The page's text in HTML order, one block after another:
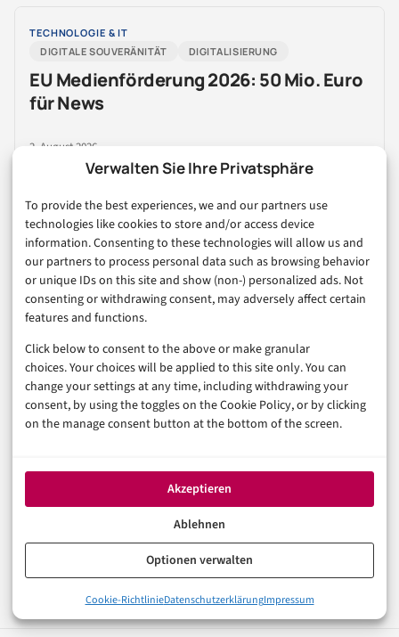
Verwalten Sie Ihre Privatsphäre
To provide the best experiences, we and our partners use
technologies like cookies to store and/or access device
information. Consenting to these technologies will allow us and
our partners to process personal data such as browsing behavior
or unique IDs on this site and show (non-) personalized ads. Not
consenting or withdrawing consent, may adversely affect certain
features and functions.
Click below to consent to the above or make granular
choices. Your choices will be applied to this site only. You can
change your settings at any time, including withdrawing your
consent, by using the toggles on the Cookie Policy, or by clicking
on the manage consent button at the bottom of the screen.
Akzeptieren
Ablehnen
Optionen verwalten
Cookie-RichtlinieDatenschutzerklärungImpressum
TECHNOLOGIE & IT
DIGITALE SOUVERÄNITÄT
DIGITALISIERUNG
EU Medienförderung 2026: 50 Mio. Euro
für News
2. August 2026
Reichweite in E-Commerce
& Handel
Sponsored Post
Media Kit entdecken